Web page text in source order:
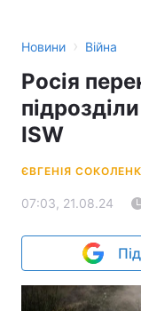
Новини › Війна
Росія
ISW
ЄВГЕНІЯ
07:03, 21.08.24